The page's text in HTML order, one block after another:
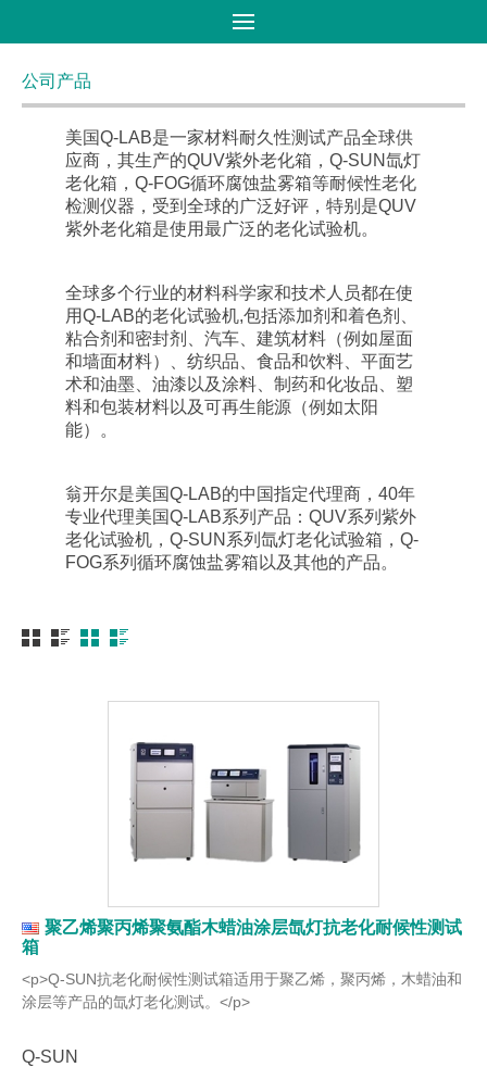
粉末涂料
公司产品
美国Q-LAB是一家材料耐久性测试产品全球供
应商，其生产的QUV紫外老化箱，Q-SUN氙灯
老化箱，Q-FOG循环腐蚀盐雾箱等耐候性老化
检测仪器，受到全球的广泛好评，特别是QUV
紫外老化箱是使用最广泛的老化试验机。
全球多个行业的材料科学家和技术人员都在使
用Q-LAB的老化试验机,包括添加剂和着色剂、
粘合剂和密封剂、汽车、建筑材料（例如屋面
和墙面材料）、纺织品、食品和饮料、平面艺
术和油墨、油漆以及涂料、制药和化妆品、塑
料和包装材料以及可再生能源（例如太阳
能）。
翁开尔是美国Q-LAB的中国指定代理商，40年
专业代理美国Q-LAB系列产品：QUV系列紫外
老化试验机，Q-SUN系列氙灯老化试验箱，Q-
FOG系列循环腐蚀盐雾箱以及其他的产品。
聚乙烯聚丙烯聚氨酯木蜡油涂层氙灯抗老化耐候性测试
箱
<p>Q-SUN抗老化耐候性测试箱适用于聚乙烯，聚丙烯，木蜡油和
涂层等产品的氙灯老化测试。</p>
Q-SUN